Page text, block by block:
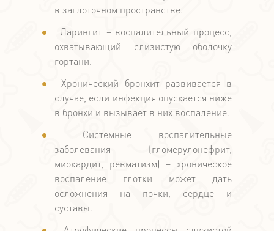
в заглоточном пространстве.
Ларингит – воспалительный процесс,
охватывающий слизистую оболочку
гортани.
Хронический бронхит развивается в
случае, если инфекция опускается ниже
в бронхи и вызывает в них воспаление.
Системные воспалительные
заболевания (гломерулонефрит,
миокардит, ревматизм) – хроническое
воспаление глотки может дать
осложнения на почки, сердце и
суставы.